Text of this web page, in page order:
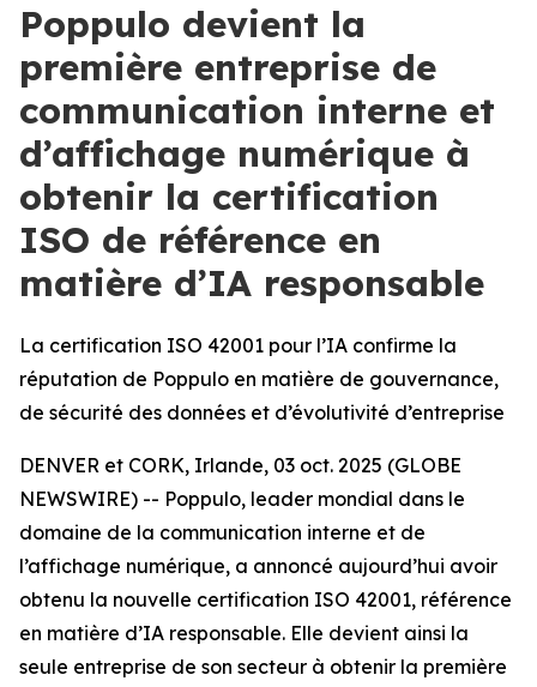
Poppulo devient la
première entreprise de
communication interne et
d’affichage numérique à
obtenir la certification
ISO de référence en
matière d’IA responsable
La certification ISO 42001 pour l’IA confirme la
réputation de Poppulo en matière de gouvernance,
de sécurité des données et d’évolutivité d’entreprise
DENVER et CORK, Irlande, 03 oct. 2025 (GLOBE
NEWSWIRE) -- Poppulo, leader mondial dans le
domaine de la communication interne et de
l’affichage numérique, a annoncé aujourd’hui avoir
obtenu la nouvelle certification ISO 42001, référence
en matière d’IA responsable. Elle devient ainsi la
seule entreprise de son secteur à obtenir la première